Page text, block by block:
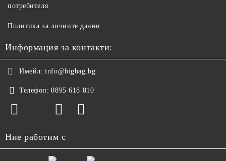
потребителя
Политика за личните данни
Информация за контакти:
Имейл: info@bigbag.bg
Телефон: 0895 618 810
Ние работим с